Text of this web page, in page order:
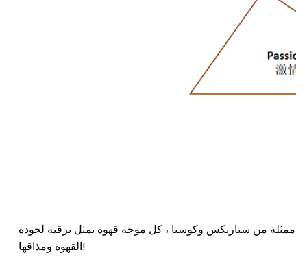
ممثلة من ستاربكس وكوستا ، كل موجة قهوة تمثل ترقية لجودة
القهوة ومذاقها!